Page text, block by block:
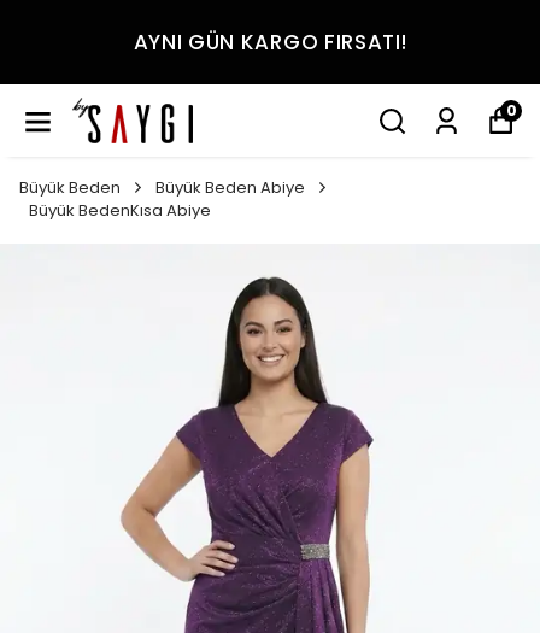
AYNI GÜN KARGO FIRSATI!
0
Büyük Beden
Büyük Beden Abiye
Büyük BedenKısa Abiye